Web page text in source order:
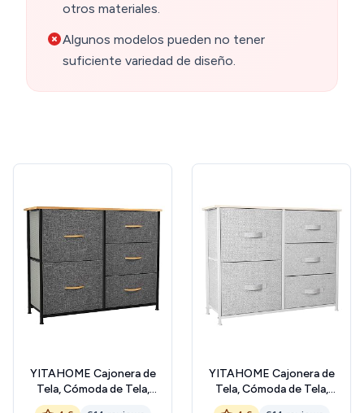
otros materiales.
Algunos modelos pueden no tener
suficiente variedad de diseño.
YITAHOME Cajonera de
Tela, Cómoda de Tela,
Unidad de Almacenamiento
YITAHOME Cajonera de
Tela, Cómoda de Tela,
Unidad de Almacenamiento